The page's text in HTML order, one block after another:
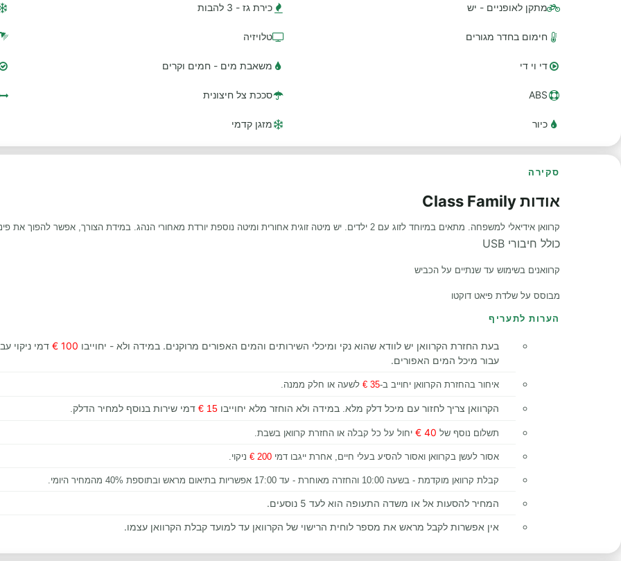
מתקן לאופניים - יש כירת גז - 3 להבות
חימום בחדר מגורים טלויזיה
די וי די משאבת מים - חמים וקרים
ABS סככת צל חיצונית
כיור מזגן קדמי
סקירה
אודות Class Family
קרוואן אידיאלי למשפחה. מתאים במיוחד לזוג עם 2 ילדים. יש מיטה זוגית אחורית ומיטה נוספת יורדת מאחורי הנהג. במידת הצורך, אפשר להפוך את פינת הישיבה למיטה עבור אדם נוסף.
כולל חיבורי USB
קרוואנים בשימוש עד שנתיים על הכביש
מבוסס על שלדת פיאט דוקטו
הערות לתעריף
בעת החזרת הקרוואן יש לוודא שהוא נקי ומיכלי השירותים והמים האפורים מרוקנים. במידה ולא - יחוייבו 100 €
דמי ניקוי
עבור מיכל המים האפורים.
איחור בהחזרת הקרוואן יחוייב ב-35 € לשעה או חלק ממנה.
הקרוואן צריך לחזור עם מיכל דלק מלא. במידה ולא הוחזר מלא יחוייבו 15 € דמי שירות בנוסף למחיר הדלק.
תשלום נוסף של 40 € יחול על כל קבלה או החזרת קרוואן בשבת.
אסור לעשן בקרוואן ואסור להסיע בעלי חיים, אחרת ייגבו דמי 200 € ניקוי.
קבלת קרוואן מוקדמת - בשעה 10:00 והחזרה מאוחרת - עד 17:00 אפשריות בתיאום מראש ובתוספת 40% מהמחיר היומי.
המחיר להסעות אל או משדה התעופה הוא לעד 5 נוסעים.
אין אפשרות לקבל מראש את מספר לוחית הרישוי של הקרוואן עד למועד קבלת הקרוואן עצמו.